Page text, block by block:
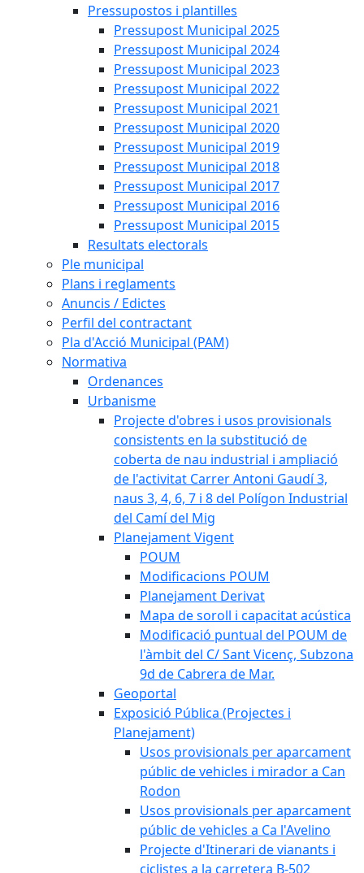
Pressupostos i plantilles
Pressupost Municipal 2025
Pressupost Municipal 2024
Pressupost Municipal 2023
Pressupost Municipal 2022
Pressupost Municipal 2021
Pressupost Municipal 2020
Pressupost Municipal 2019
Pressupost Municipal 2018
Pressupost Municipal 2017
Pressupost Municipal 2016
Pressupost Municipal 2015
Resultats electorals
Ple municipal
Plans i reglaments
Anuncis / Edictes
Perfil del contractant
Pla d'Acció Municipal (PAM)
Normativa
Ordenances
Urbanisme
Projecte d'obres i usos provisionals
consistents en la substitució de
coberta de nau industrial i ampliació
de l'activitat Carrer Antoni Gaudí 3,
naus 3, 4, 6, 7 i 8 del Polígon Industrial
del Camí del Mig
Planejament Vigent
POUM
Modificacions POUM
Planejament Derivat
Mapa de soroll i capacitat acústica
Modificació puntual del POUM de
l'àmbit del C/ Sant Vicenç, Subzona
9d de Cabrera de Mar.
Geoportal
Exposició Pública (Projectes i
Planejament)
Usos provisionals per aparcament
públic de vehicles i mirador a Can
Rodon
Usos provisionals per aparcament
públic de vehicles a Ca l'Avelino
Projecte d'Itinerari de vianants i
ciclistes a la carretera B-502